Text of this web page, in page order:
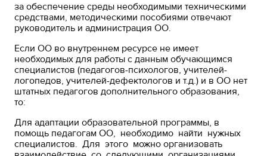
за обеспечение среды необходимыми техническими
средствами, методическими пособиями отвечают
руководитель и администрация ОО.
Если ОО во внутреннем ресурсе не имеет
необходимых для работы с данным обучающимся
специалистов (педагогов-психологов, учителей-
логопедов, учителей-дефектологов и т.д.) и в ОО нет
штатных педагогов дополнительного образования,
то:
Для адаптации образовательной программы, в
помощь педагогам ОО, необходимо найти нужных
специалистов. Для этого можно организовать